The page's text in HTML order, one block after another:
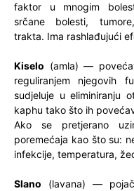
faktor u mnogim
srčane bolesti,
trakta. Ima rashlađujući
Kiselo (amla) —
reguliranjem njegovih
sudjeluje u eliminiranju
kaphu tako što ih
Ako se pretjerano
poremećaja kao što su:
infekcije, temperatura,
Slano (lavana) —